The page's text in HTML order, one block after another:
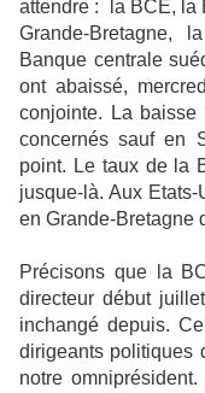
attendre : la BCE, la
Grande-Bretagne,
Banque centrale
ont abaissé,
conjointe. La
concernés sauf en
point. Le taux de la
jusque-là. Aux
en Grande-Bretagne
Précisons que la
directeur début
inchangé depuis.
dirigeants politiques
notre omniprésident.